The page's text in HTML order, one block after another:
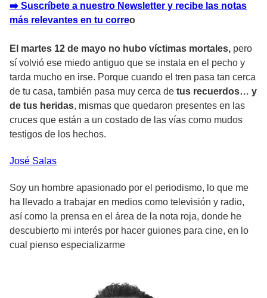
➡️ Suscríbete a nuestro Newsletter y recibe las notas
más relevantes en tu correo
El martes 12 de mayo no hubo víctimas mortales, pero
sí volvió ese miedo antiguo que se instala en el pecho y
tarda mucho en irse. Porque cuando el tren pasa tan cerca
de tu casa, también pasa muy cerca de tus recuerdos… y
de tus heridas, mismas que quedaron presentes en las
cruces que están a un costado de las vías como mudos
testigos de los hechos.
José Salas
Soy un hombre apasionado por el periodismo, lo que me
ha llevado a trabajar en medios como televisión y radio,
así como la prensa en el área de la nota roja, donde he
descubierto mi interés por hacer guiones para cine, en lo
cual pienso especializarme